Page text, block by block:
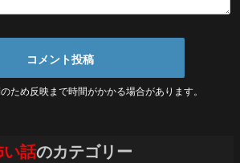
ため反映まで時間がかかる場合があります。
い話のカテゴリー